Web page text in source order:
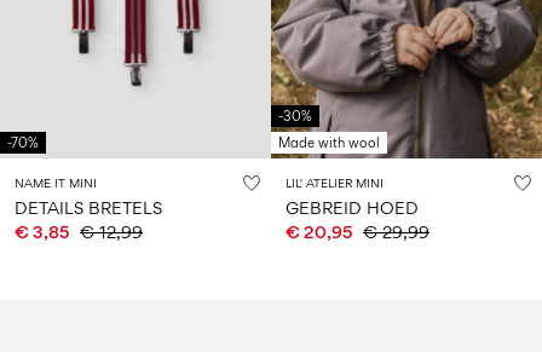
-70%
NAME IT MINI
DETAILS BRETELS
€ 3,85 € 12,99
-30%
Made with wool
LIL' ATELIER MINI
GEBREID HOED
€ 20,95 € 29,99